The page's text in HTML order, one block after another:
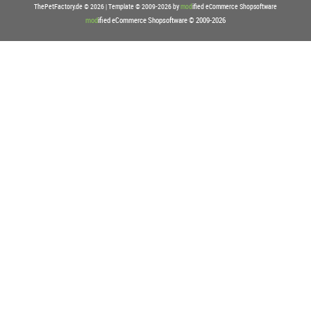
ThePetFactory.de © 2026 | Template © 2009-2026 bymodified eCommerce Shopsoftware
modified eCommerce Shopsoftware © 2009-2026